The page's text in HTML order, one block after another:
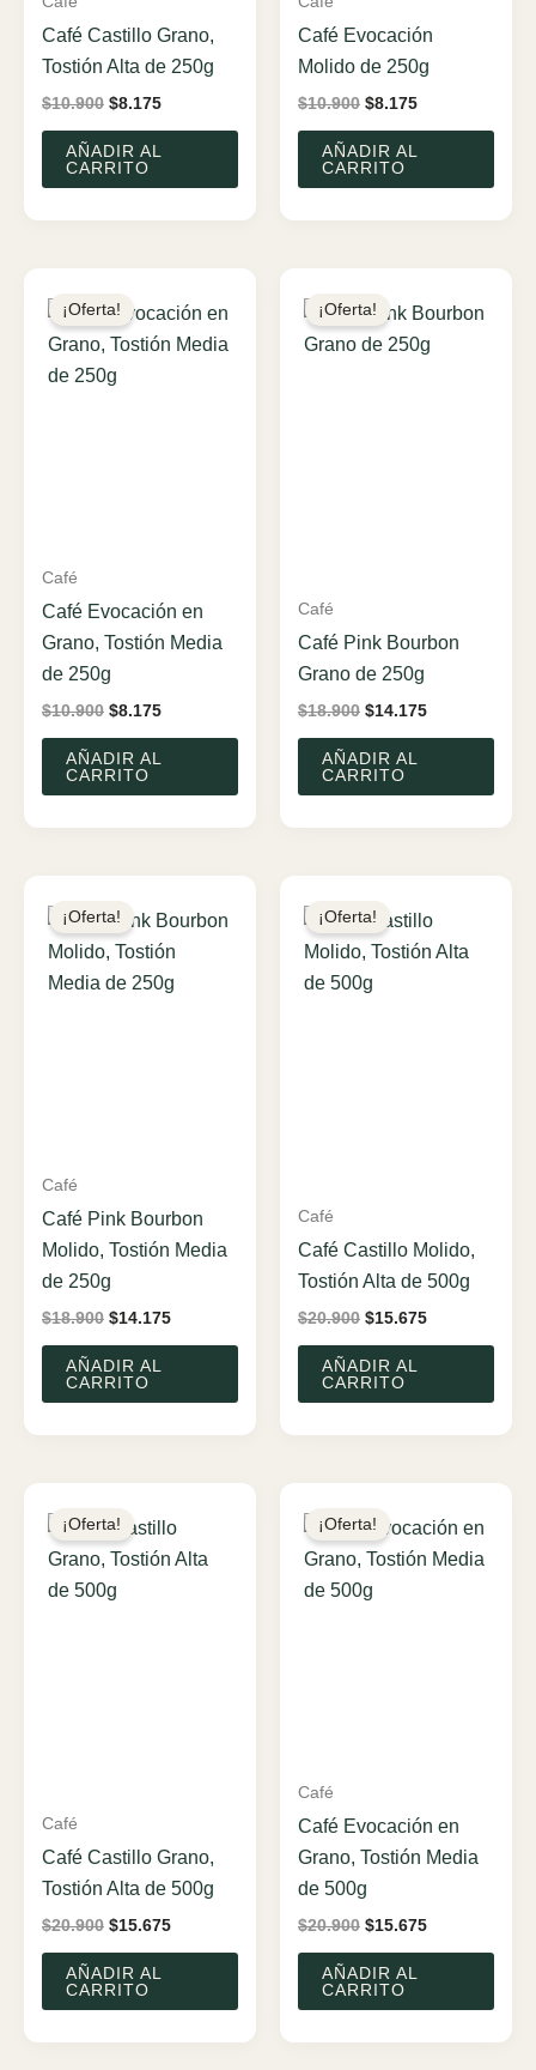
Café Castillo Grano,
Tostión Alta de 250g
$10.900 El
original
era:
$10.900.
$8.175El
$8.175.
AÑADIR AL
CARRITO
Café Evocación
Molido de 250g
$10.900 El
original
era:
$10.900.
$8.175El
$8.175.
AÑADIR AL
CARRITO
¡Oferta!
Café
Café Evocación en
Grano, Tostión Media
de 250g
$10.900 El
original
era:
$10.900.
$8.175El
$8.175.
AÑADIR AL
CARRITO
¡Oferta!
Café
Café Pink Bourbon
Grano de 250g
$18.900 El
original
era:
$18.900.
$14.175El
$14.175.
AÑADIR AL
CARRITO
¡Oferta!
Café
Café Pink Bourbon
Molido, Tostión Media
de 250g
$18.900 El
original
era:
$18.900.
$14.175El
$14.175.
AÑADIR AL
CARRITO
¡Oferta!
Café
Café Castillo Molido,
Tostión Alta de 500g
$20.900 El
original
era:
$20.900.
$15.675El
$15.675.
AÑADIR AL
CARRITO
¡Oferta!
Café
Café Castillo Grano,
Tostión Alta de 500g
$20.900 El
original
era:
$20.900.
$15.675El
$15.675.
AÑADIR AL
CARRITO
¡Oferta!
Café
Café Evocación en
Grano, Tostión Media
de 500g
$20.900 El
original
era:
$20.900.
$15.675El
$15.675.
AÑADIR AL
CARRITO